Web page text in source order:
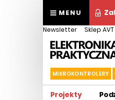
MENU
Newsletter Sklep AVT
MIKROKONTROLERY
Projekty